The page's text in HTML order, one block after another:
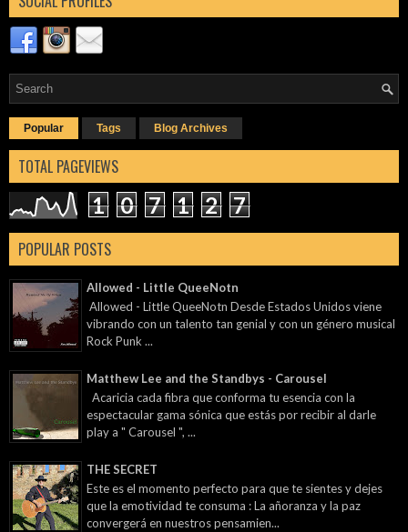
Popular Tags Blog Archives
TOTAL PAGEVIEWS
1 0 7 1 2 7
POPULAR POSTS
Allowed - Little QueeNotn
Allowed - Little QueeNotn Desde Estados Unidos viene
vibrando con un talento tan genial y con un género musical
Rock Punk ...
Matthew Lee and the Standbys - Carousel
Acaricia cada fibra que conforma tu esencia con la
espectacular gama sónica que estás por recibir al darle
play a " Carousel ", ...
THE SECRET
Este es el momento perfecto para que te sientes y dejes
que la emotividad te consuma : La añoranza y la paz
convergerá en nuestros pensamien...